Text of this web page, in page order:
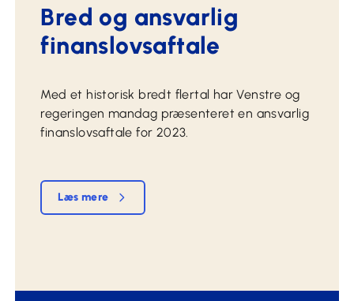
Bred og ansvarlig
finanslovsaftale
Med et historisk bredt flertal har Venstre og
regeringen mandag præsenteret en ansvarlig
finanslovsaftale for 2023.
Læs mere